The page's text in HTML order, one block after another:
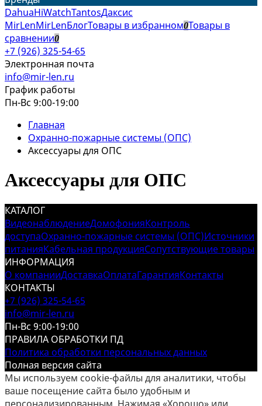
DahuaHiWatchTantosДаксис
MirLenMirLenБлогТовары в избранном0Товары в
сравнении0
+7 (926) 325-54-65
Электронная почта
info@mir-len.ru
График работы
Пн-Вс 9:00-19:00
Главная
Охранно-пожарные системы (ОПС)
Аксессуары для ОПС
Аксессуары для ОПС
КАТАЛОГ
ВидеонаблюдениеДомофонияКонтроль
доступаОхранно-пожарные системы (ОПС)Источники
питанияКабельная продукцияСопутствующие товары
ИНФОРМАЦИЯ
О компанииДоставкаОплатаГарантияКонтакты
КОНТАКТЫ
+7 (926) 325-54-65
info@mir-len.ru
Пн-Вс 9:00-19:00
ПРАВИЛА ОБРАБОТКИ ПД
Политика обработки персональных данных
Полная версия сайта
Мы используем cookie-файлы для аналитики, чтобы
ваше посещение сайта было удобным и